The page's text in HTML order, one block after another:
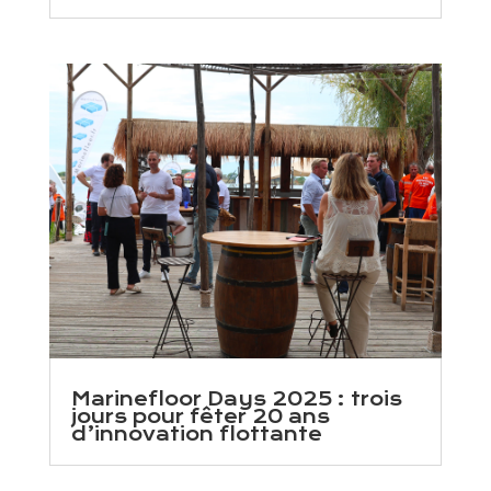
Marinefloor Days 2025 : trois
jours pour fêter 20 ans
d’innovation flottante